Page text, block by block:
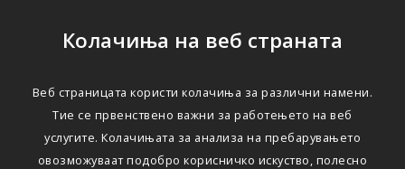
Колачиња на веб страната
Веб страницата користи колачиња за различни намени.
Тие се првенствено важни за работењето на веб
услугите. Колачињата за анализа на пребарувањето
овозможуваат подобро корисничко искуство, полесно
ДОБРОВОЛНО ПРИВАТНО ЗДРАВСТВЕНО
ОСИГУРУВАЊЕ